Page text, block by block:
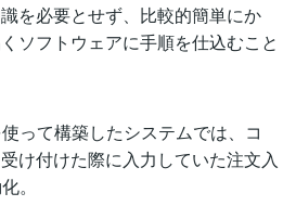
を必要とせず、比較的簡単にか
ソフトウェアに手順を仕込むこと
って構築したシステムでは、コ
け付けた際に入力していた注文入
。